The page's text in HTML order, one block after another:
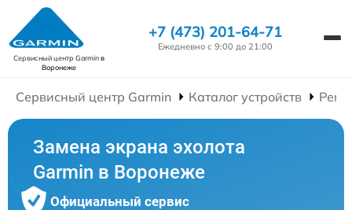
Сервисный центр Garminв
Воронеже
+7 (473) 201-64-71
Ежедневно с 9:00 до 21:00
Сервисный центр Garmin Каталог устройств
Замена экрана эхолота
Garmin в Воронеже
Официальный сервис